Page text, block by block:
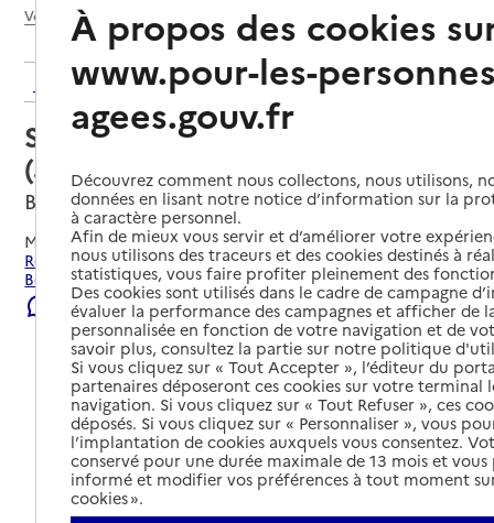
Voir le fil d’Ariane
Retour aux résultats de l'annuaire
Service autonomie à domicile
(aide) – Générale des services
Beaupréau-en-Mauges, MAINE-ET-LOIRE
Mis à jour le05/08/2026
Rechercher les établissements et services autour de
Beaupréau-en-Mauges.
Signaler une erreur
À propos des cookies
www.pour-les-
agees.gouv.fr
Découvrez comment nous collectons, nous utilisons,
données en lisant notre notice d’information sur la
à caractère personnel.
Afin de mieux vous servir et d’améliorer votre
nous utilisons des traceurs et des cookies destinés à
statistiques, vous faire profiter pleinement des
Des cookies sont utilisés dans le cadre de campagne
évaluer la performance des campagnes et afficher de
personnalisée en fonction de votre navigation et de
savoir plus, consultez la partie sur notre politique
Si vous cliquez sur « Tout Accepter », l’éditeur du
partenaires déposeront ces cookies sur votre terminal
navigation. Si vous cliquez sur « Tout Refuser », ces
déposés. Si vous cliquez sur « Personnaliser », vous
l’implantation de cookies auxquels vous consentez.
conservé pour une durée maximale de 13 mois et
informé et modifier vos préférences à tout moment
cookies ».